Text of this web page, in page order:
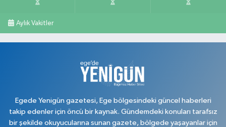
KURTULUŞ MH. HAKKI YAĞCI CD. NO:7 B ZİRAAT BANKASI ARALIĞI
0 (276) 227 27 20
Yol Tarifi Al
Aylık Vakitler
Egede Yenigün gazetesi, Ege bölgesindeki güncel haberleri
takip edenler için öncü bir kaynak. Gündemdeki konuları tarafsız
bir şekilde okuyucularına sunan gazete, bölgede yaşayanlar için